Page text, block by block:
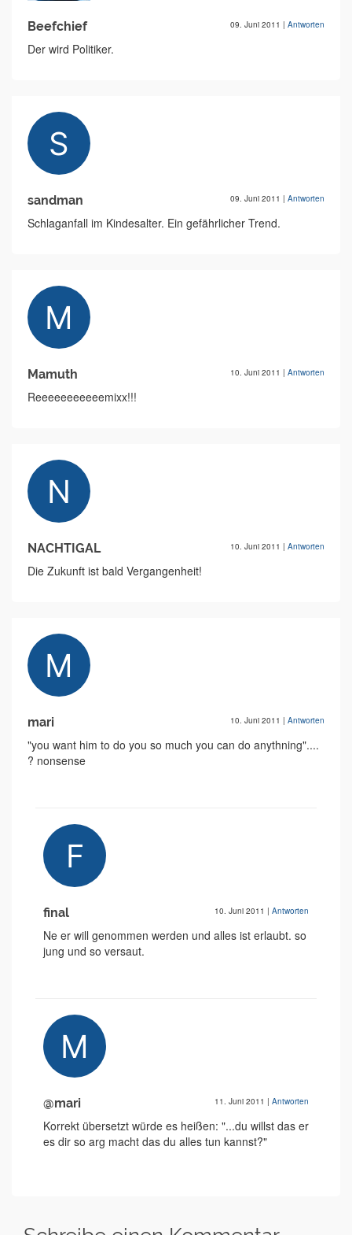
Beefchief 09. Juni 2011 | Antworten
Der wird Politiker.
sandman 09. Juni 2011 | Antworten
Schlaganfall im Kindesalter. Ein gefährlicher Trend.
Mamuth 10. Juni 2011 | Antworten
Reeeeeeeeeeemixx!!!
NACHTIGAL 10. Juni 2011 | Antworten
Die Zukunft ist bald Vergangenheit!
mari 10. Juni 2011 | Antworten
"you want him to do you so much you can do anythning"....
? nonsense
final 10. Juni 2011 | Antworten
Ne er will genommen werden und alles ist erlaubt. so
jung und so versaut.
@mari 11. Juni 2011 | Antworten
Korrekt übersetzt würde es heißen: "...du willst das er
es dir so arg macht das du alles tun kannst?"